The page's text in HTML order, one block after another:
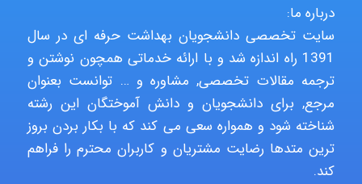
Jafar Tym
aghajari vahid
درباره ما:
سایت تخصصی دانشجویان بهداشت حرفه ای در سال
1391 راه اندازه شد و با ارائه خدماتی همچون نوشتن و
ترجمه مقالات تخصصی, مشاوره و … توانست بعنوان
مرجع, برای دانشجویان و دانش آموختگان این رشته
شناخته شود و همواره سعی می کند که با بکار بردن بروز
ترین متدها رضایت مشتریان و کاربران محترم را فراهم
کند.